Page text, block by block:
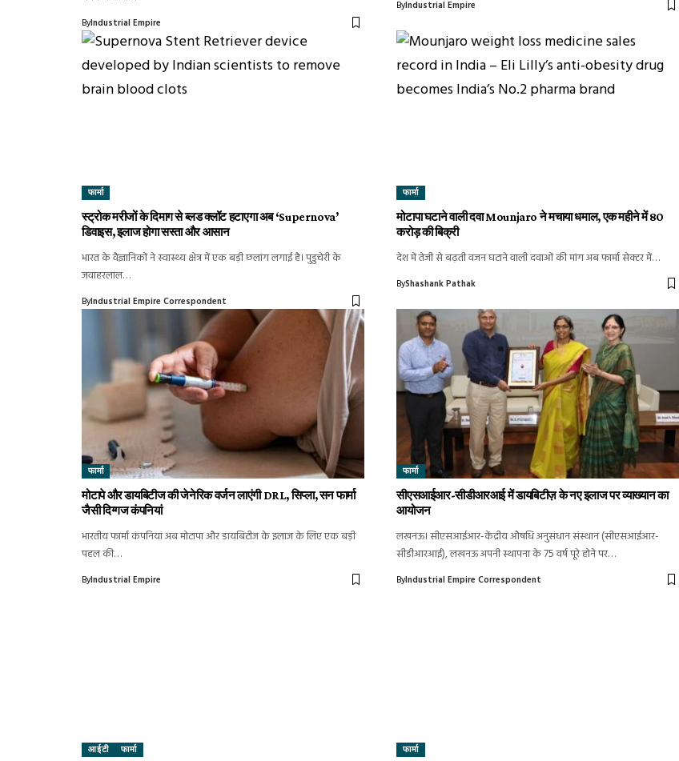
ByIndustrial Empire
ByIndustrial Empire
फार्मा
स्ट्रोक मरीजों के दिमाग से ब्लड क्लॉट हटाएगा अब ‘Supernova’
डिवाइस, इलाज होगा सस्ता और आसान
भारत के वैज्ञानिकों ने स्वास्थ्य क्षेत्र में एक बड़ी छलांग लगाई है। पुडुचेरी के
जवाहरलाल…
ByIndustrial Empire Correspondent
फार्मा
मोटापा घटाने वाली दवा Mounjaro ने मचाया धमाल, एक महीने में ₹80
करोड़ की बिक्री
देश में तेजी से बढ़ती वजन घटाने वाली दवाओं की मांग अब फार्मा सेक्टर में…
ByShashank Pathak
फार्मा
मोटापे और डायबिटीज की जेनेरिक वर्जन लाएंगी DRL, सिप्ला, सन फार्मा
जैसी दिग्गज कंपनियां
भारतीय फार्मा कंपनियां अब मोटापा और डायबिटीज के इलाज के लिए एक बड़ी
पहल की…
ByIndustrial Empire
फार्मा
सीएसआईआर-सीडीआरआई में डायबिटीज़ के नए इलाज पर व्याख्यान का
आयोजन
लखनऊ। सीएसआईआर-केंद्रीय औषधि अनुसंधान संस्थान (सीएसआईआर-
सीडीआरआई), लखनऊ अपनी स्थापना के 75 वर्ष पूरे होने पर…
ByIndustrial Empire Correspondent
आईटी फार्मा फार्मा